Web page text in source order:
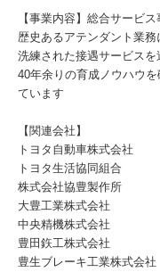
【事業内容】総合サービス
歴史あるアテンダント業務
洗練された接遇サービスを
40年余りの育成ノウハウ
ています
【関連会社】
トヨタ自動車株式会社
トヨタ生活協同組合
株式会社協豊製作所
大豊工業株式会社
中央精機株式会社
豊田鉃工株式会社
豊生ブレーキ工業株式会社